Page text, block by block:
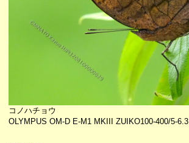
コノハチョウ
OLYMPUS OM-D E-M1 MKIII ZUIKO100-400/5-6.3